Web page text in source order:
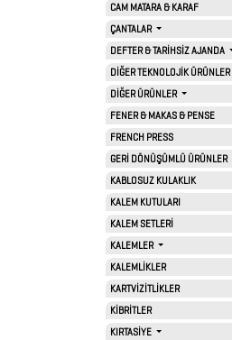
AKSESUARLARI
CAM MATARA & KARAF
ÇANTALAR
DEFTER & TARİHSİZ AJANDA
DİĞER TEKNOLOJİK ÜRÜNLER
DİĞER ÜRÜNLER
FENER & MAKAS & PENSE
FRENCH PRESS
GERİ DÖNÜŞÜMLÜ ÜRÜNLER
KABLOSUZ KULAKLIK
KALEM KUTULARI
KALEM SETLERİ
KALEMLER
KALEMLİKLER
KARTVİZİTLİKLER
KİBRİTLER
KIRTASİYE